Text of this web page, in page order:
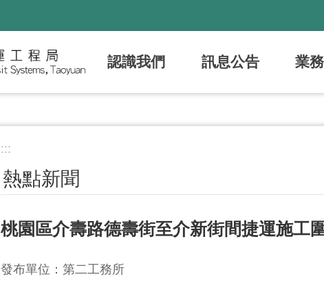
認識我們 訊息公告 業
:::
熱點新聞
桃園區介壽路德壽街至介新街間捷運施工
發布單位：第二工務所